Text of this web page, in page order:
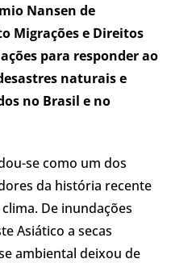
Nansen de
Migrações e Direitos
para responder ao
naturais e
no Brasil e no
se como um dos
da história recente
De inundações
Asiático a secas
ambiental deixou de